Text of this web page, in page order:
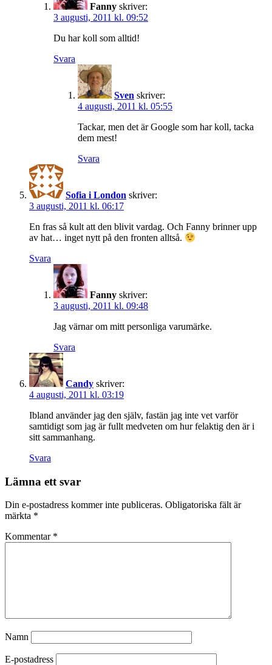
Fanny skriver:
3 augusti, 2011 kl. 09:52
Du har koll som alltid!
Svara
Sven skriver:
4 augusti, 2011 kl. 05:55
Tackar, men det är Google som har koll, tacka
dem mest!
Svara
Sofia i London skriver:
3 augusti, 2011 kl. 06:17
En fras så kult att den blivit vardag. Och Fanny brinner upp
av hat… inget nytt på den fronten alltså.
Svara
Fanny skriver:
3 augusti, 2011 kl. 09:48
Jag värnar om mitt personliga varumärke.
Svara
Candy skriver:
4 augusti, 2011 kl. 03:19
Ibland använder jag den själv, fastän jag inte vet varför
samtidigt som jag är fullt medveten om hur felaktig den är i
sitt sammanhang.
Svara
Lämna ett svar
Din e-postadress kommer inte publiceras. Obligatoriska fält är
märkta *
Kommentar *
Namn
E-postadress